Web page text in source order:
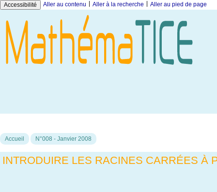
Accessibilité Aller au contenu Aller à la recherche Aller au pied de page
Accueil N°008 - Janvier 2008
INTRODUIRE LES RACINES CARRÉES À